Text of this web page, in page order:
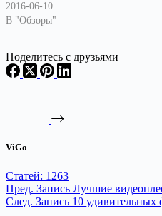
в Ubuntu 16.04 можно назвать
возможность перенести
сожалению, активировать
данную возможность
2016-06-10
В "Обзоры"
Поделитесь с друзьями
ViGo
Статей: 1263
Пред. Запись Лучшие
След. Запись 10 удивительных